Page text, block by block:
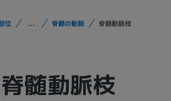
位 ... 脊髄の動脈 脊髄動脈枝
脊髄動脈枝